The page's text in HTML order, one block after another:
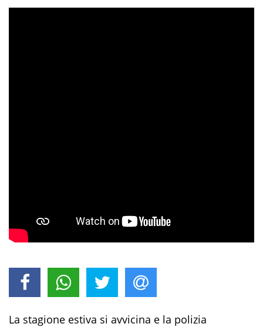
La stagione estiva si avvicina e la polizia